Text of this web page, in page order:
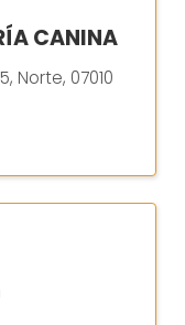
CANINA
Norte, 07010